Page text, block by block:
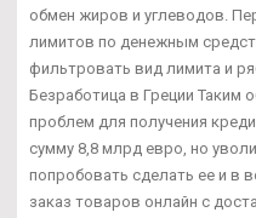
обмен жиров и углеводов.
лимитов по денежным
фильтровать вид лимита и
Безработица в Греции Таким
проблем для получения
сумму 8,8 млрд евро, но
попробовать сделать ее и в
заказ товаров онлайн с